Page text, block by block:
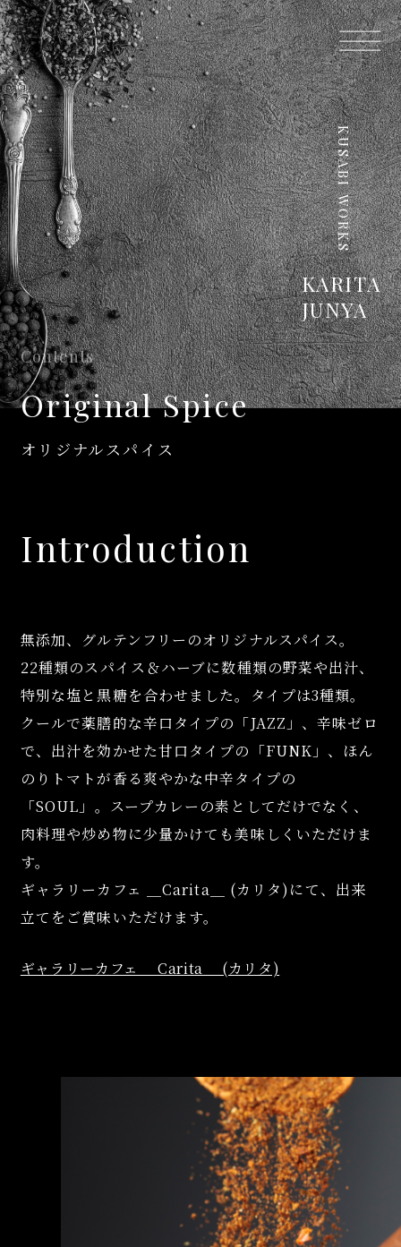
KARITA
JUNYA
Contents
Original Spice
オリジナルスパイス
KUSABI WORKS
Introduction
無添加、グルテンフリーのオリジナルスパイス。
22種類のスパイス＆ハーブに数種類の野菜や出汁、
特別な塩と黒糖を合わせました。
タイプは3種類。
クールで薬膳的な辛口タイプの「JAZZ」、辛味ゼロ
で、出汁を効かせた甘口タイプの「FUNK」、ほん
のりトマトが香る爽やかな中辛タイプの
「SOUL」。 スープカレーの素としてだけでなく、
肉料理や炒め物に少量かけても美味しくいただけま
す。
ギャラリーカフェ ＿Carita＿ (カリタ)にて、 出来
立てをご賞味いただけます。
ギャラリーカフェ ＿Carita＿ (カリタ)